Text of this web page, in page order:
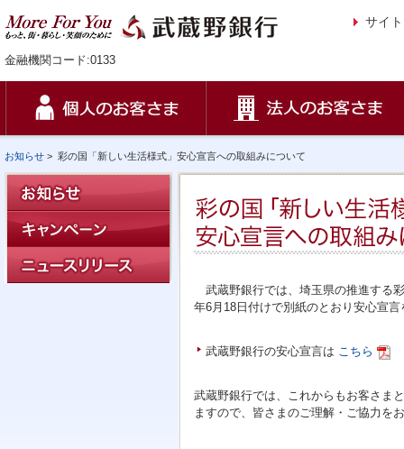
金融機関コード:0133
サイ
お知らせ > 彩の国「新しい生活様式」安心宣言への取組みについて
武蔵野銀行では、埼玉県の推進する
年6月18日付けで別紙のとおり安心宣
武蔵野銀行の安心宣言は こちら
武蔵野銀行では、これからもお客さま
ますので、皆さまのご理解・ご協力を